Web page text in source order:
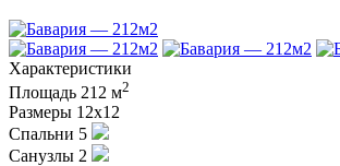
Характеристики
Площадь 212 м2
Размеры 12х12
Спальни 5
Санузлы 2